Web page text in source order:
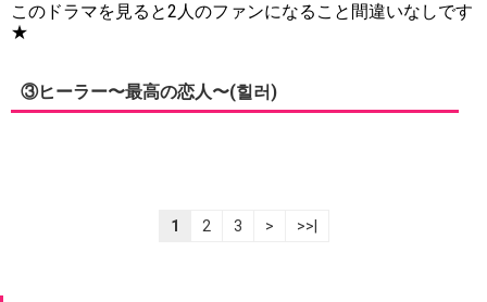
このドラマを見ると2人のファンになること間違いなしです
★
③ヒーラー〜最高の恋人〜(힐러)
1 2 3 > >>|